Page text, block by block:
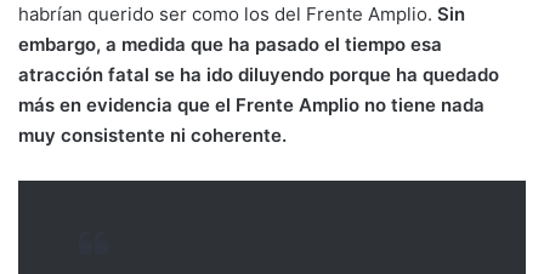
habrían querido ser como los del Frente Amplio. Sin
embargo, a medida que ha pasado el tiempo esa
atracción fatal se ha ido diluyendo porque ha quedado
más en evidencia que el Frente Amplio no tiene nada
muy consistente ni coherente.